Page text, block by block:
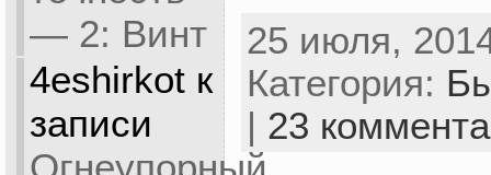
— 2: Винт
4eshirkotк
записи
25 июля,
Категория:
| 23